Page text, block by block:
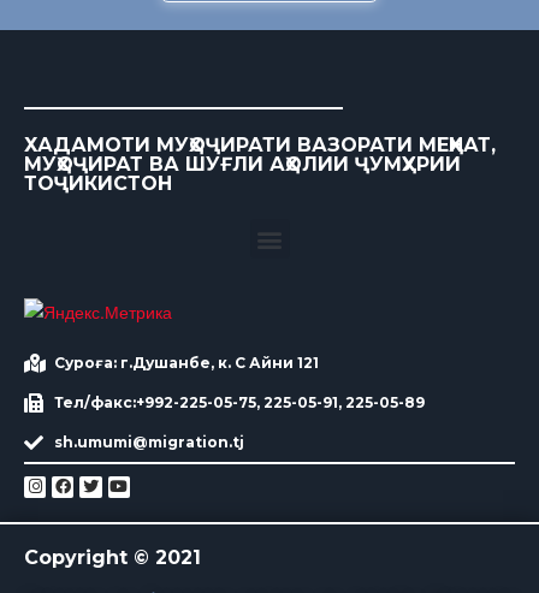
ХАДАМОТИ МУҲОҶИРАТИ ВАЗОРАТИ МЕҲНАТ,
МУҲОҶИРАТ ВА ШУҒЛИ АҲОЛИИ ҶУМҲУРИИ
ТОҶИКИСТОН
Суроға: г.Душанбе, к. С Айни 121
Тел/факс:+992-225-05-75, 225-05-91, 225-05-89
sh.umumi@migration.tj
Copyright © 2021